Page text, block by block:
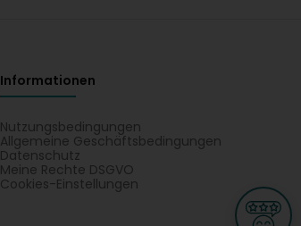
Informationen
Nutzungsbedingungen
Allgemeine Geschäftsbedingungen
Datenschutz
Meine Rechte DSGVO
Cookies-Einstellungen